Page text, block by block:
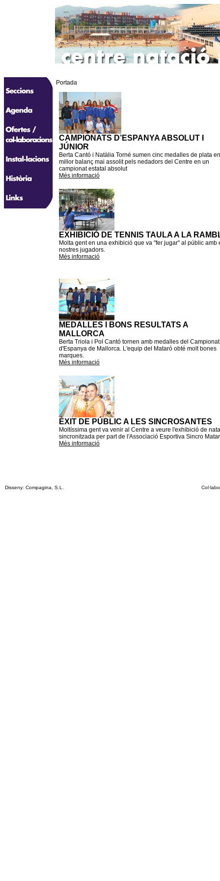
Portada
CAMPIONATS D’ESPANYA ABSOLUT I
JÚNIOR
Berta Cantó i Natàlia Torné sumen cinc medalles de plata
millor balanç mai assolit pels nedadors del Centre en un
campionat estatal absolut
Més informació
EXHIBICIÓ DE TENNIS TAULA A LA
Molta gent en una exhibició que va "fer jugar" al públic amb
nostres jugadors.
Més informació
MEDALLES I BONS RESULTATS A
MALLORCA
Berta Triola i Pol Cantó tornen amb medalles del Campionat
d'Espanya de Mallorca. L'equip del Mataró obté molt bones
marques.
Més informació
ÈXIT DE PÚBLIC A LES SINCROSANTES
Moltíssima gent va venir al Centre a veure l'exhibició de
sincronitzada per part de l'Associació Esportiva Sincro
Més informació
Disseny: Compagina, S.L.